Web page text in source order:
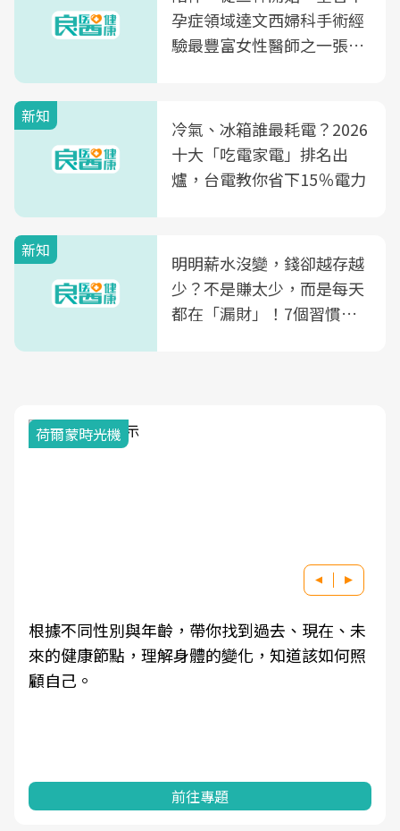
孕症領域達文西婦科手術經
驗最豐富女性醫師之一張永
光田醫院建構360度女性健
康照護生態圈
新知
冷氣、冰箱誰最耗電？2026
十大「吃電家電」排名出
爐，台電教你省下15％電力
新知
明明薪水沒變，錢卻越存越
少？不是賺太少，而是每天
都在「漏財」！7個習慣一
荷爾蒙時光機
根據不同性別與年齡，帶你找到過去、現在、未
來的健康節點，理解身體的變化，知道該如何照
顧自己。
前往專題